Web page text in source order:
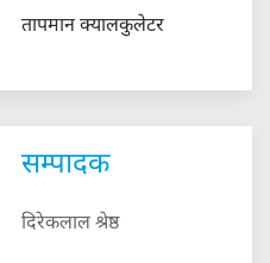
तापमान क्यालकुलेटर
सम्पादक
दिरेकलाल श्रेष्ठ